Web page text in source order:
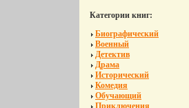
Категории книг:
Биографический
Военный
Детектив
Драма
Исторический
Комедия
Обучающий
Приключения